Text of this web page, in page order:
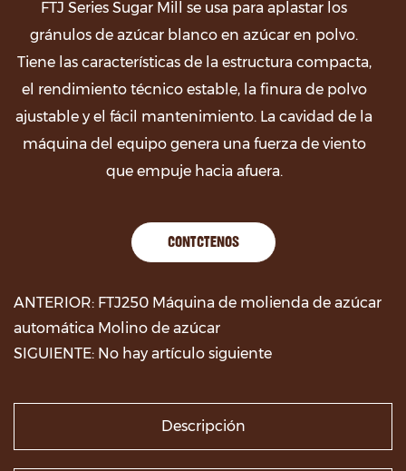
FTJ Series Sugar Mill se usa para aplastar los
gránulos de azúcar blanco en azúcar en polvo.
Tiene las características de la estructura compacta,
el rendimiento técnico estable, la finura de polvo
ajustable y el fácil mantenimiento. La cavidad de la
máquina del equipo genera una fuerza de viento
que empuje hacia afuera.
CONTÁCTENOS
ANTERIOR: FTJ250 Máquina de molienda de azúcar
automática Molino de azúcar
SIGUIENTE: No hay artículo siguiente
Descripción